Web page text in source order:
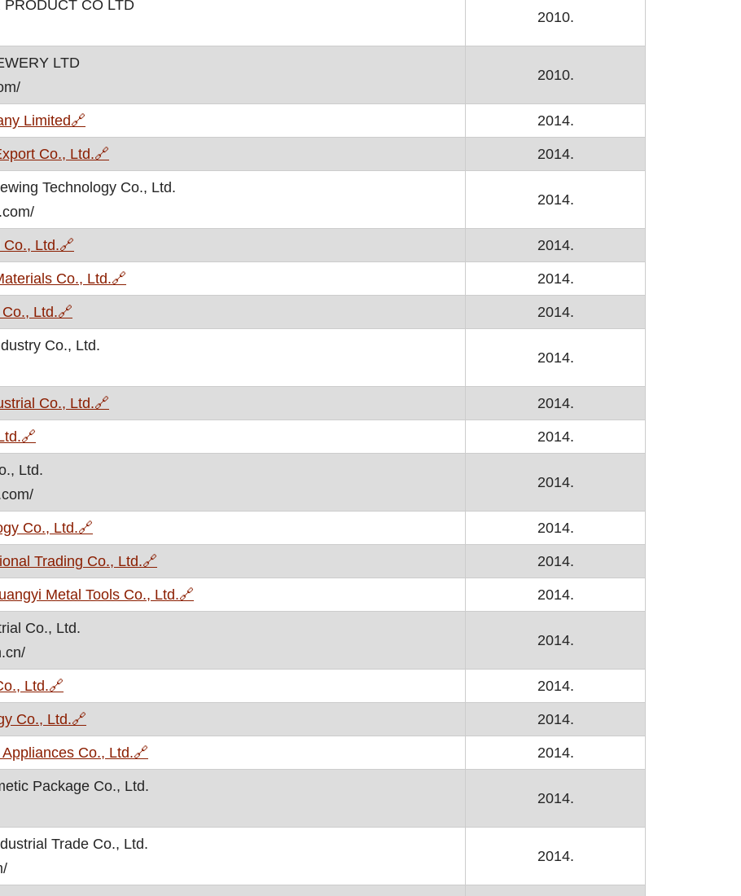
CO LTD
2010.
LTD
2010.
Limited🔗 2014.
Co., Ltd.🔗 2014.
Technology Co., Ltd.
2014.
Ltd.🔗 2014.
Co., Ltd.🔗 2014.
Ltd.🔗 2014.
Co., Ltd.
2014.
Co., Ltd.🔗 2014.
🔗 2014.
Ltd.
2014.
Co., Ltd.🔗 2014.
Trading Co., Ltd.🔗 2014.
Metal Tools Co., Ltd.🔗 2014.
Co., Ltd.
2014.
Ltd.🔗 2014.
Co., Ltd.🔗 2014.
Co., Ltd.🔗 2014.
Package Co., Ltd.
2014.
Trade Co., Ltd.
2014.